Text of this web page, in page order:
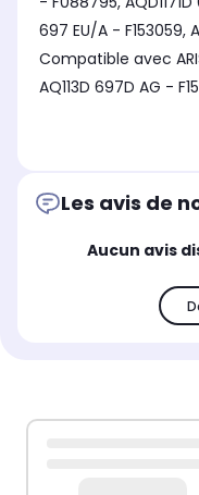
697 EU/A - F153059,
Compatible avec
AQ113D 697D AG -
Les avis de
Aucun avis